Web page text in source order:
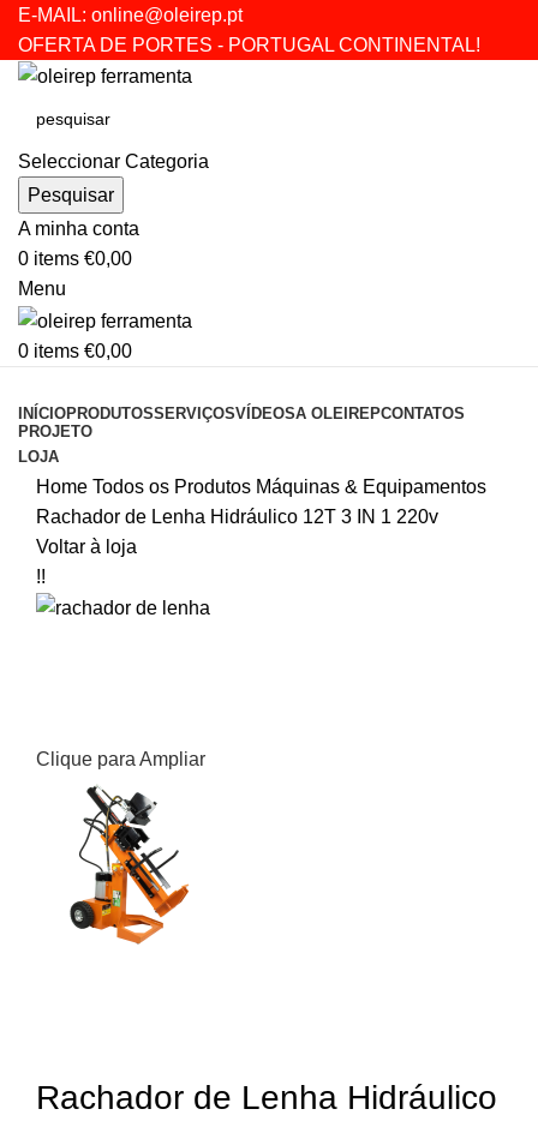
E-MAIL: online@oleirep.pt
OFERTA DE PORTES - PORTUGAL CONTINENTAL!
Seleccionar Categoria
Pesquisar
A minha conta
0 items €0,00
Menu
0 items €0,00
INÍCIOPRODUTOSSERVIÇOSVÍDEOSA OLEIREPCONTATOS
PROJETO
LOJA
Home Todos os Produtos Máquinas & Equipamentos
Rachador de Lenha Hidráulico 12T 3 IN 1 220v
Voltar à loja
!!
Clique para Ampliar
Rachador de Lenha Hidráulico